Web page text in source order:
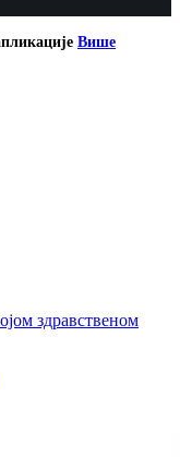
Више
здравственом